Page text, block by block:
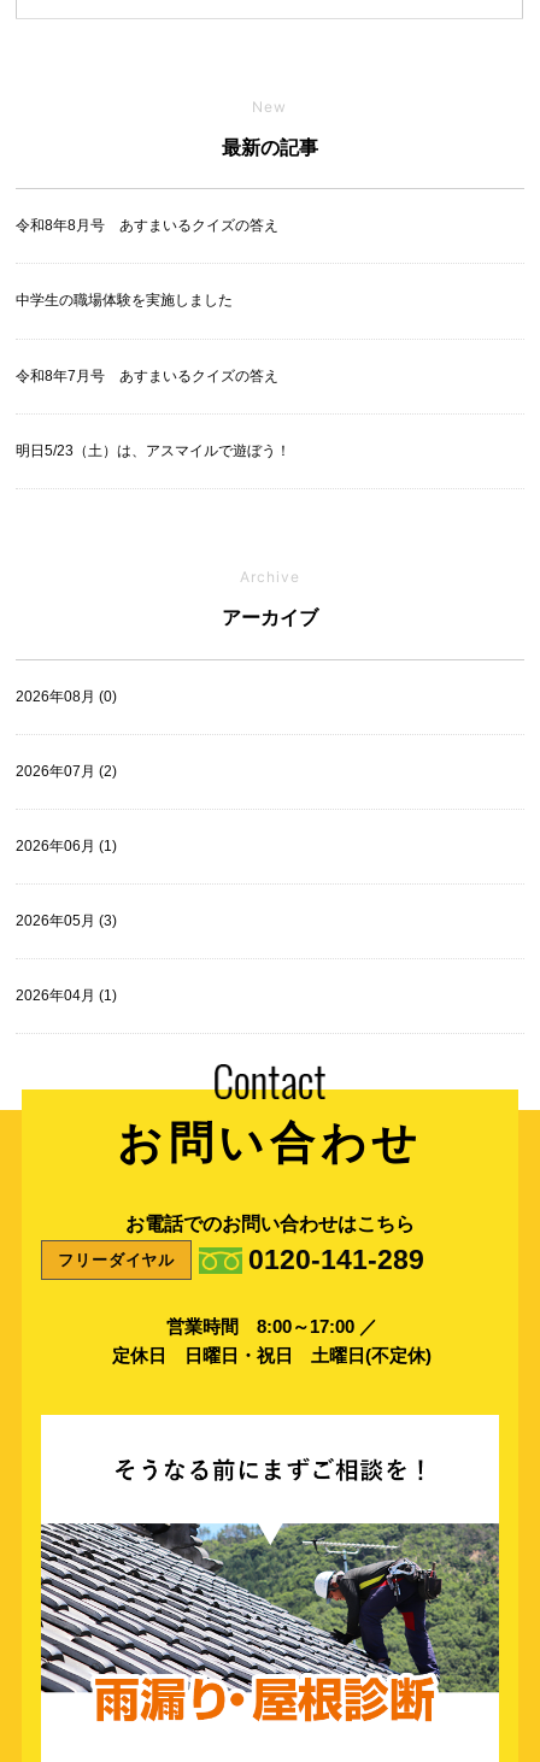
New
最新の記事
令和8年8月号 あすまいるクイズの答え
中学生の職場体験を実施しました
令和8年7月号 あすまいるクイズの答え
明日5/23（土）は、アスマイルで遊ぼう！
Archive
アーカイブ
2026年08月 (0)
2026年07月 (2)
2026年06月 (1)
2026年05月 (3)
2026年04月 (1)
お問い合わせ
フリーダイヤル 0120-141-289
お電話でのお問い合わせはこちら
営業時間 8:00～17:00 ／
定休日 日曜日・祝日 土曜日(不定休)